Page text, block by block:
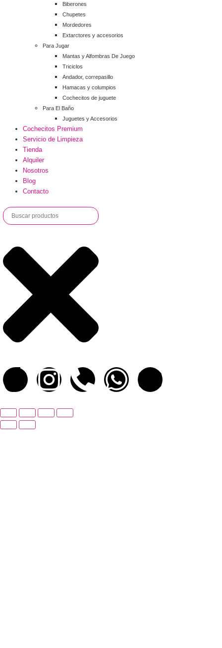
Biberones
Chupetes
Mordedores
Extarctores y accesorios
Para Jugar
Mantas y Alfombras De Juego
Triciclos
Andador, correpasillo
Hamacas y columpios
Cochecitos de juguete
Para El Baño
Juguetes y Accesorios
Cochecitos Premium
Servicio de Limpieza
Tienda
Alquiler
Nosotros
Blog
Contacto